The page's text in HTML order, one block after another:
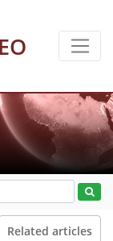
Related articles